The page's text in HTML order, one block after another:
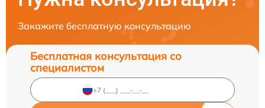
Закажите бесплатную консультацию
Бесплатная консультация со
специалистом